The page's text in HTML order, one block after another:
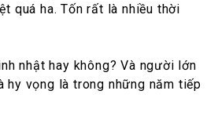
quá ha. Tốn rất là nhiều thời
nhật hay không? Và người lớn
hy vọng là trong những năm tiếp